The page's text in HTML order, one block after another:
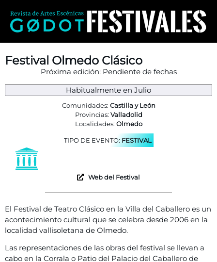
Festival Olmedo Clásico
Habitualmente en Julio
Comunidades: Castilla y León
Provincias: Valladolid
Localidades: Olmedo
TIPO DE EVENTO: FESTIVAL
Próxima edición: Pendiente de fechas
Web del Festival
El Festival de Teatro Clásico en la Villa del Caballero es un
acontecimiento cultural que se celebra desde 2006 en la
localidad vallisoletana de Olmedo.
Las representaciones de las obras del festival se llevan a
cabo en la Corrala o Patio del Palacio del Caballero de